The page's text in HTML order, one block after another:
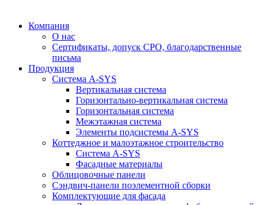
Компания
О нас
Сертификаты, допуск СРО, благодарственные
письма
Продукция
Система A-SYS
Вертикальная система
Горизонтально-вертикальная система
Горизонтальная система
Межэтажная система
Элементы подсистемы A-SYS
Коттеджное и малоэтажное строительство
Система A-SYS
Фасадные материалы
Облицовочные панели
Сэндвич-панели поэлементной сборки
Комплектующие для фасада